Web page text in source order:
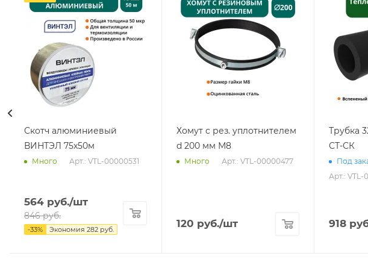
Скотч алюминиевый
ВИНТЭЛ 75х50м
Много Арт.: VTL-00000531
564 руб./шт
846руб.
-33% Экономия 282 руб.
Хомут с рез. уплотнителем
d 200 мм М8
Много Арт.: VTL-00000477
120 руб./шт
Трубка
СТ-СК
Под
Арт.: VTL-
918